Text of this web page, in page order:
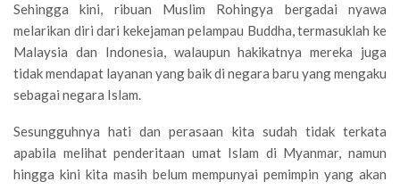
Sehingga kini, ribuan Muslim Rohingya bergadai nyawa
melarikan diri dari kekejaman pelampau Buddha, termasuklah ke
Malaysia dan Indonesia, walaupun hakikatnya mereka juga
tidak mendapat layanan yang baik di negara baru yang mengaku
sebagai negara Islam.
Sesungguhnya hati dan perasaan kita sudah tidak terkata
apabila melihat penderitaan umat Islam di Myanmar, namun
hingga kini kita masih belum mempunyai pemimpin yang akan